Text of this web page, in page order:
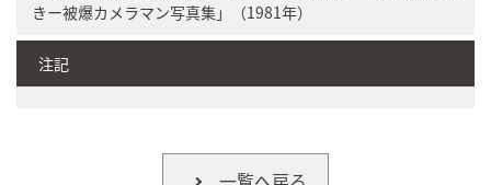
きー被爆カメラマン写真集」（1981年）
注記